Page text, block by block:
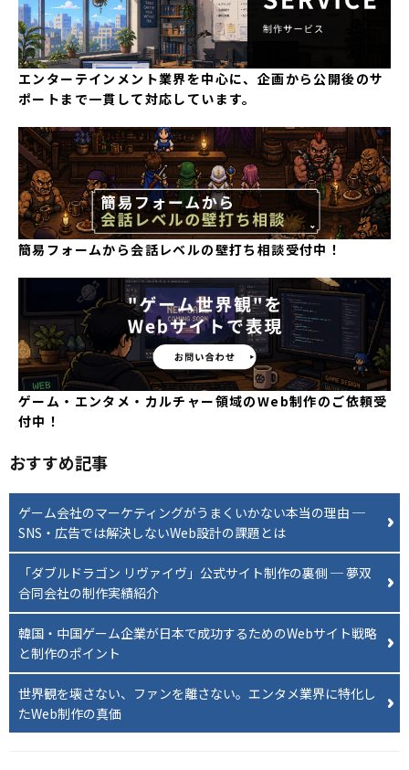
エンターテインメント業界を中心に、企画から公開後のサ
ポートまで一貫して対応しています。
簡易フォームから会話レベルの壁打ち相談受付中！
ゲーム・エンタメ・カルチャー領域のWeb制作のご依頼受
付中！
おすすめ記事
ゲーム会社のマーケティングがうまくいかない本当の理由 ─
SNS・広告では解決しないWeb設計の課題とは
「ダブルドラゴン リヴァイヴ」公式サイト制作の裏側 ─ 夢双
合同会社の制作実績紹介
韓国・中国ゲーム企業が日本で成功するためのWebサイト戦略
と制作のポイント
世界観を壊さない、ファンを離さない。エンタメ業界に特化し
たWeb制作の真価